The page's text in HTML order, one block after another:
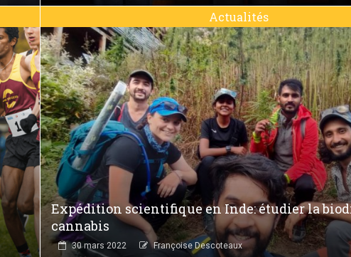
Actualités
Expédition scientifique en Inde: étudier la
cannabis
30 mars 2022 Françoise Descoteaux